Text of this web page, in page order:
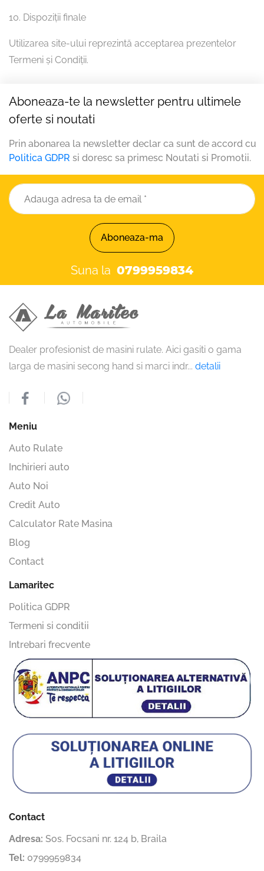
10. Dispoziții finale
Utilizarea site-ului reprezintă acceptarea prezentelor
Termeni și Condiții.
Aboneaza-te la newsletter pentru ultimele
oferte si noutati
Prin abonarea la newsletter declar ca sunt de accord cu
Politica GDPR si doresc sa primesc Noutati si Promotii.
Aboneaza-ma
Suna la 0799959834
Dealer profesionist de masini rulate. Aici gasiti o gama
larga de masini secong hand si marci indr... detalii
Meniu
Auto Rulate
Inchirieri auto
Auto Noi
Credit Auto
Calculator Rate Masina
Blog
Contact
Lamaritec
Politica GDPR
Termeni si conditii
Intrebari frecvente
Contact
Adresa: Sos. Focsani nr. 124 b, Braila
Tel: 0799959834